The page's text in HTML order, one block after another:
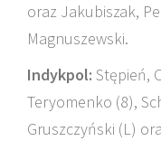
oraz Jakubiszak,
Magnuszewski.
Indykpol: Stępień,
Teryomenko (8),
Gruszczyński (L)